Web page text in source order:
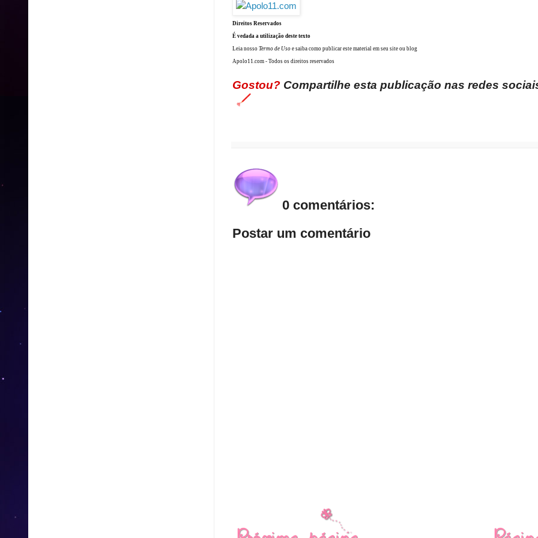
Direitos Reservados
É vedada a utilização deste texto
Leia nosso Termo de Uso e saiba como publicar este material em seu site ou blog
Apolo11.com - Todos os direitos reservados
Gostou? Compartilhe esta publicação nas redes
0 comentários:
Postar um comentário